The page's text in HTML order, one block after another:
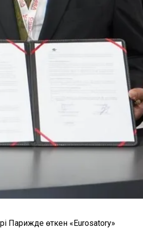
Парижде өткен «Eurosatory»